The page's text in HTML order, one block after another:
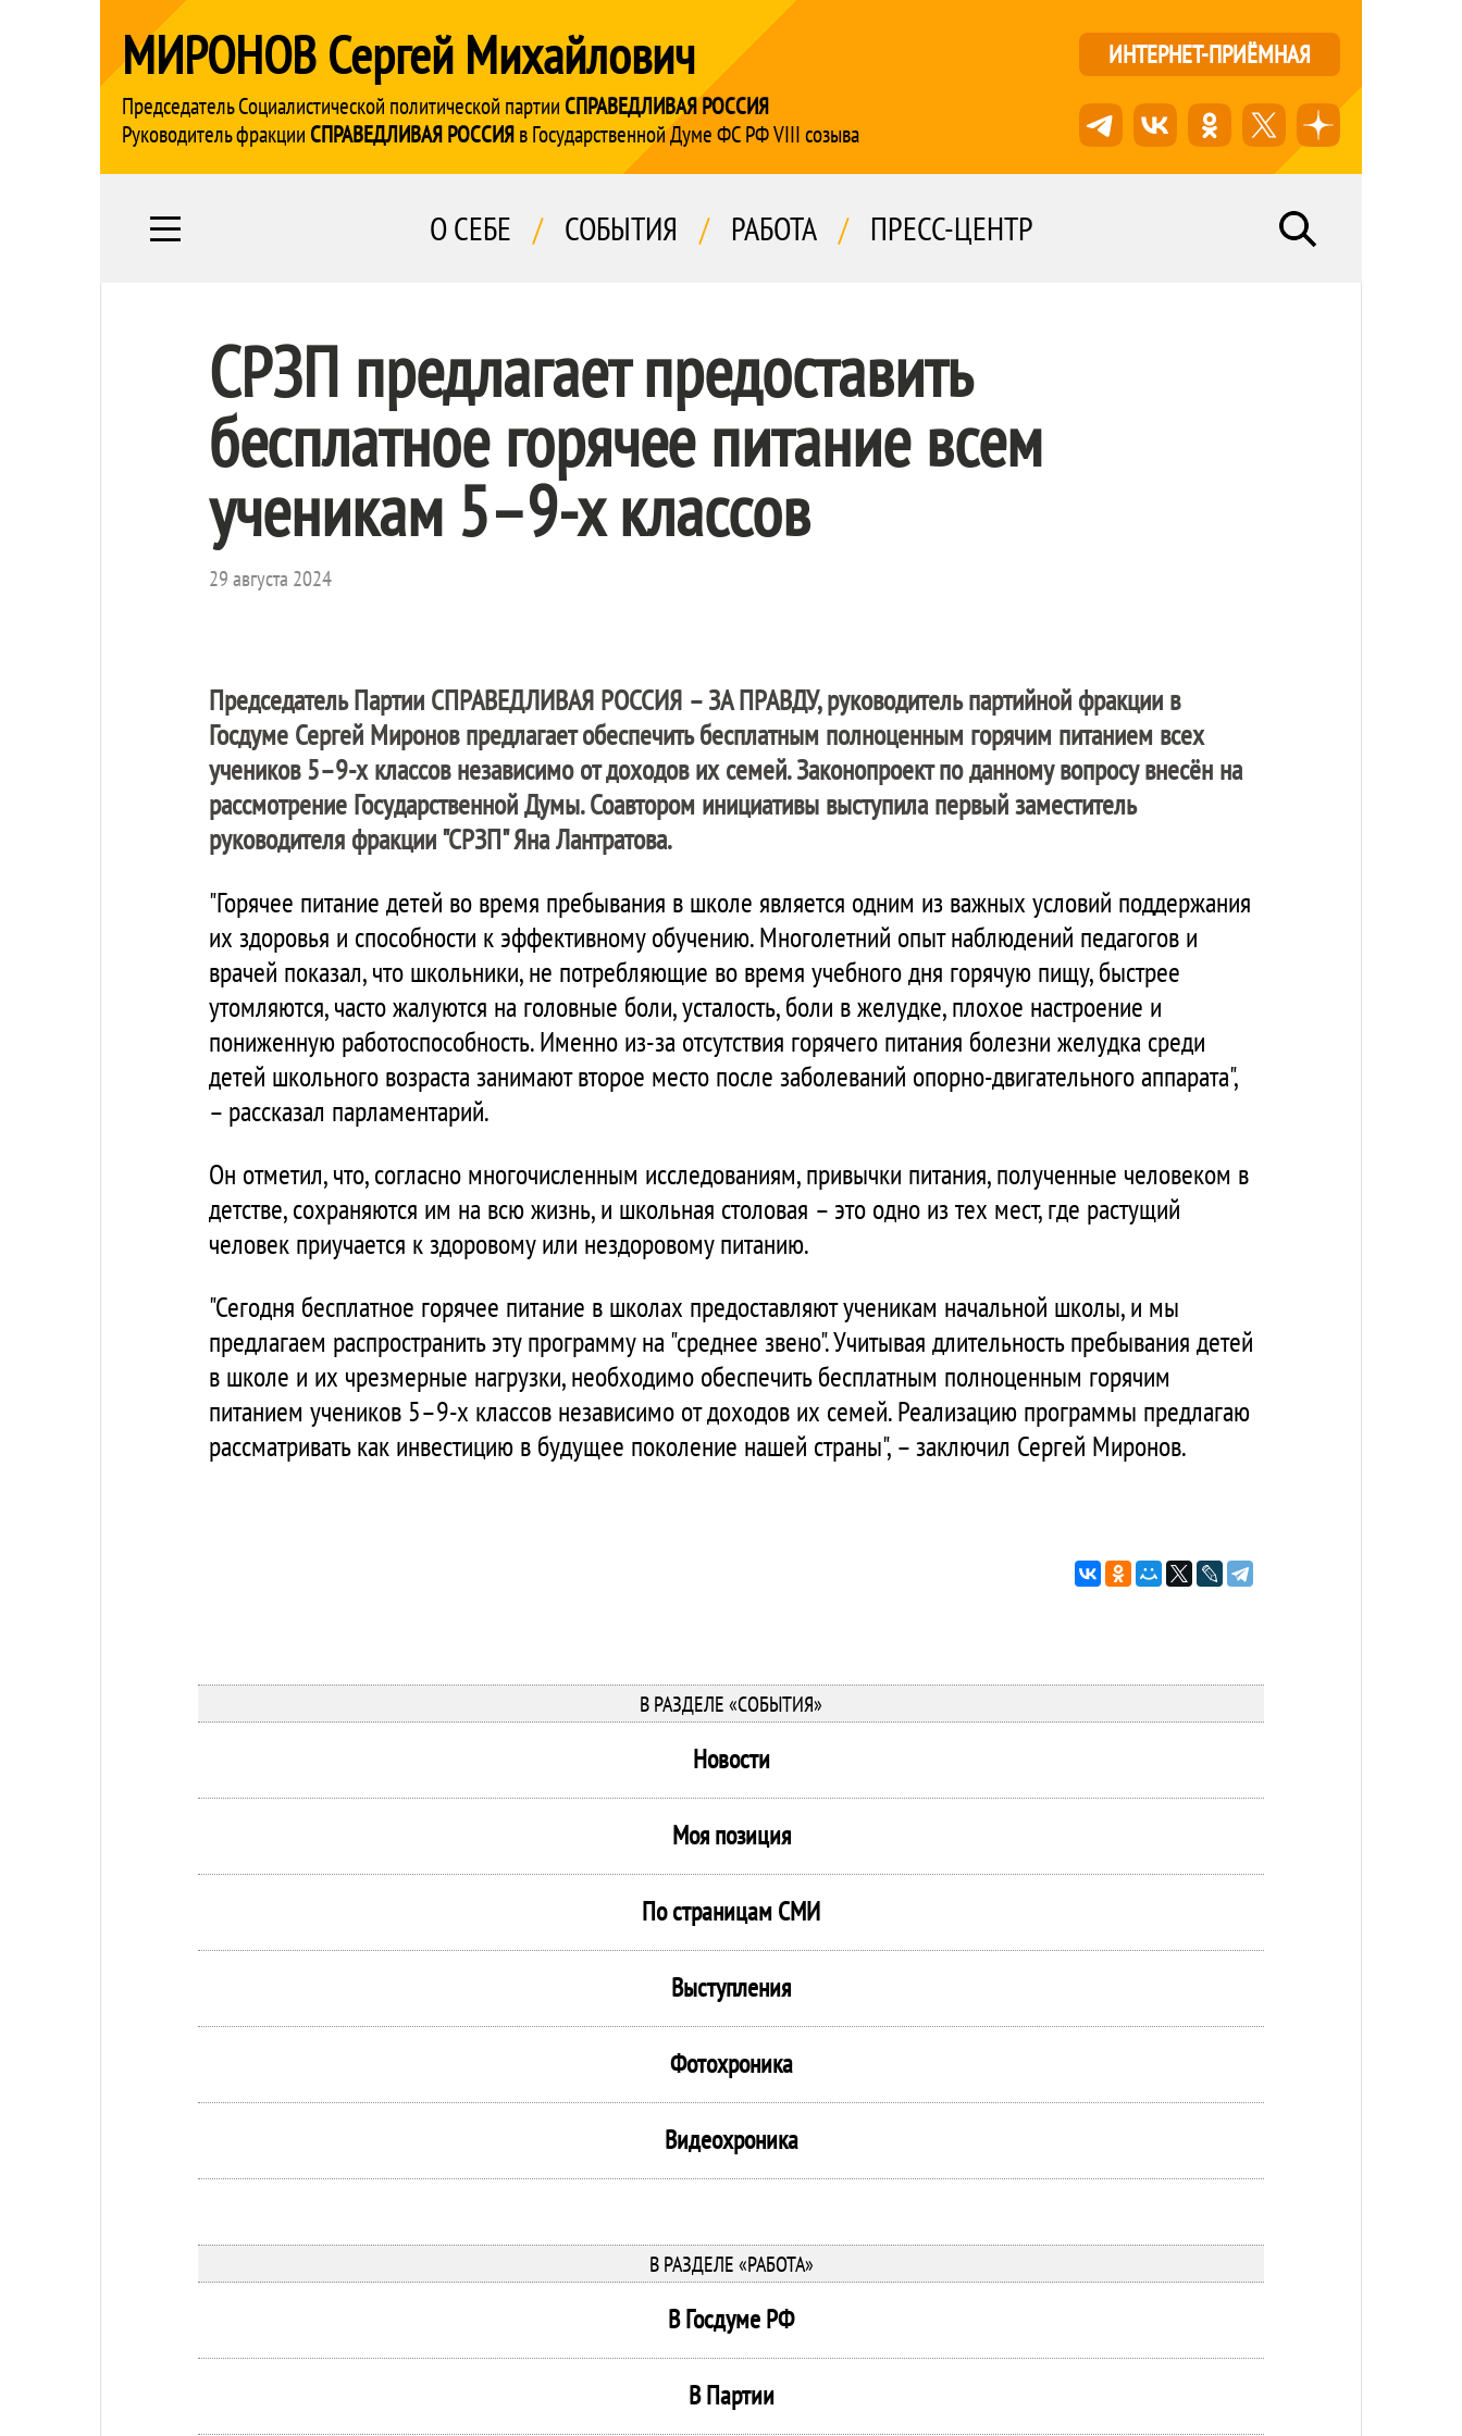
МИРОНОВ Сергей Михайлович
Председатель Социалистической политической партии СПРАВЕДЛИВАЯ РОССИЯ
Руководитель фракции СПРАВЕДЛИВАЯ РОССИЯв Государственной Думе ФС РФ VIII созыва
ИНТЕРНЕТ-ПРИЁМНАЯ
О СЕБЕ / СОБЫТИЯ / РАБОТА / ПРЕСС-ЦЕНТР
СРЗП предлагает предоставить
бесплатное горячее питание всем
ученикам 5–9-х классов
29 августа 2024
Председатель Партии СПРАВЕДЛИВАЯ РОССИЯ – ЗА ПРАВДУ, руководитель партийной фракции в
Госдуме Сергей Миронов предлагает обеспечить бесплатным полноценным горячим питанием всех
учеников 5–9-х классов независимо от доходов их семей. Законопроект по данному вопросу внесён на
рассмотрение Государственной Думы. Соавтором инициативы выступила первый заместитель
руководителя фракции "СРЗП" Яна Лантратова.
"Горячее питание детей во время пребывания в школе является одним из важных условий поддержания
их здоровья и способности к эффективному обучению. Многолетний опыт наблюдений педагогов и
врачей показал, что школьники, не потребляющие во время учебного дня горячую пищу, быстрее
утомляются, часто жалуются на головные боли, усталость, боли в желудке, плохое настроение и
пониженную работоспособность. Именно из-за отсутствия горячего питания болезни желудка среди
детей школьного возраста занимают второе место после заболеваний опорно-двигательного аппарата",
– рассказал парламентарий.
Он отметил, что, согласно многочисленным исследованиям, привычки питания, полученные человеком в
детстве, сохраняются им на всю жизнь, и школьная столовая – это одно из тех мест, где растущий
человек приучается к здоровому или нездоровому питанию.
"Сегодня бесплатное горячее питание в школах предоставляют ученикам начальной школы, и мы
предлагаем распространить эту программу на "среднее звено". Учитывая длительность пребывания детей
в школе и их чрезмерные нагрузки, необходимо обеспечить бесплатным полноценным горячим
питанием учеников 5–9-х классов независимо от доходов их семей. Реализацию программы предлагаю
рассматривать как инвестицию в будущее поколение нашей страны", – заключил Сергей Миронов.
В РАЗДЕЛЕ «СОБЫТИЯ»
Новости
Моя позиция
По страницам СМИ
Выступления
Фотохроника
Видеохроника
В РАЗДЕЛЕ «РАБОТА»
В Госдуме РФ
В Партии